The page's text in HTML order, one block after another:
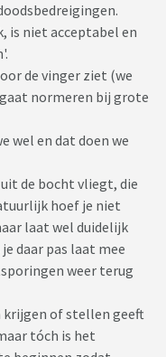
is niet acceptabel en
de vinger ziet (we
normeren bij grote
wel en dat doen we
de bocht vliegt, die
hoef je niet
laat wel duidelijk
daar pas laat mee
weer terug
krijgen of stellen geeft
tóch is het